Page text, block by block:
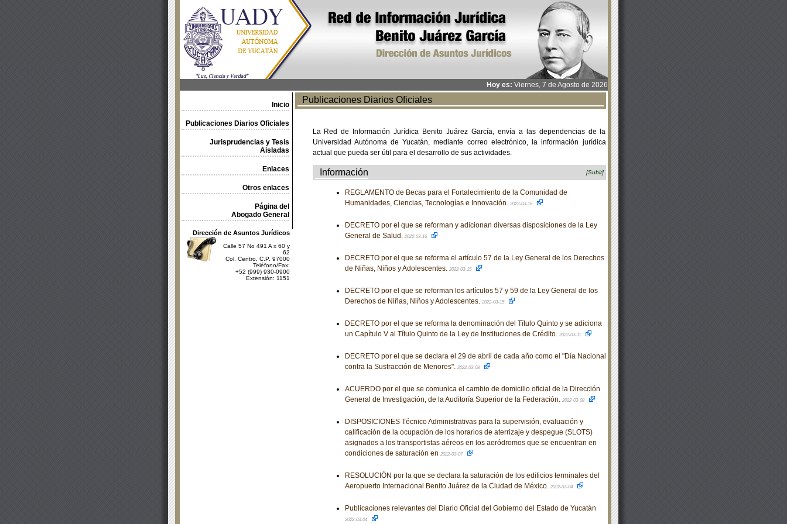
Hoy es: Viernes, 7 de Agosto de 2026
Inicio
Publicaciones Diarios Oficiales
Jurisprudencias y Tesis
Aisladas
Enlaces
Otros enlaces
Página del
Abogado General
Dirección de Asuntos Jurídicos
Calle 57 No 491 A x 60 y
62
Col. Centro, C.P. 97000
Teléfono/Fax:
+52 (999) 930-0900
Extensión: 1151
Publicaciones Diarios Oficiales
La Red de Información Jurídica Benito Juárez García, envía a las dependencias de la
Universidad Autónoma de Yucatán, mediante correo electrónico, la información jurídica
actual que pueda ser útil para el desarrollo de sus actividades.
Información [Subir]
REGLAMENTO de Becas para el Fortalecimiento de la Comunidad de
Humanidades, Ciencias, Tecnologías e Innovación. 2022-03-16
DECRETO por el que se reforman y adicionan diversas disposiciones de la Ley
General de Salud. 2022-03-16
DECRETO por el que se reforma el artículo 57 de la Ley General de los Derechos
de Niñas, Niños y Adolescentes. 2022-03-15
DECRETO por el que se reforman los artículos 57 y 59 de la Ley General de los
Derechos de Niñas, Niños y Adolescentes. 2022-03-15
DECRETO por el que se reforma la denominación del Título Quinto y se adiciona
un Capítulo V al Título Quinto de la Ley de Instituciones de Crédito. 2022-03-11
DECRETO por el que se declara el 29 de abril de cada año como el "Día Nacional
contra la Sustracción de Menores". 2022-03-08
ACUERDO por el que se comunica el cambio de domicilio oficial de la Dirección
General de Investigación, de la Auditoría Superior de la Federación. 2022-03-08
DISPOSICIONES Técnico Administrativas para la supervisión, evaluación y
calificación de la ocupación de los horarios de aterrizaje y despegue (SLOTS)
asignados a los transportistas aéreos en los aeródromos que se encuentran en
condiciones de saturación en 2022-03-07
RESOLUCIÓN por la que se declara la saturación de los edificios terminales del
Aeropuerto Internacional Benito Juárez de la Ciudad de México. 2022-03-04
Publicaciones relevantes del Diario Oficial del Gobierno del Estado de Yucatán
2022-03-04